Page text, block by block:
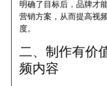
明确了目标后，品牌才
营销方案，从而提高视
度。
二、制作有价
频内容